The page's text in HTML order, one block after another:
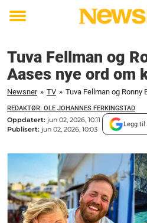
Toggle
Tuva Fellman og
Aases nye ord om
Newsner » TV » Tuva Fellman og Ronny
REDAKTØR: OLE JOHANNES FERKINGSTAD
Oppdatert: jun 02, 2026, 10:11
Publisert: jun 02, 2026, 10:03
Legg til